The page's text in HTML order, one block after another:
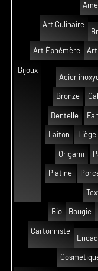
Art Culinaire
Art Éphémère Art
Bijoux
Acier
Bronze
Dentelle
Laiton Liège
Origami
Platine
Bio Bougie
Cartonniste